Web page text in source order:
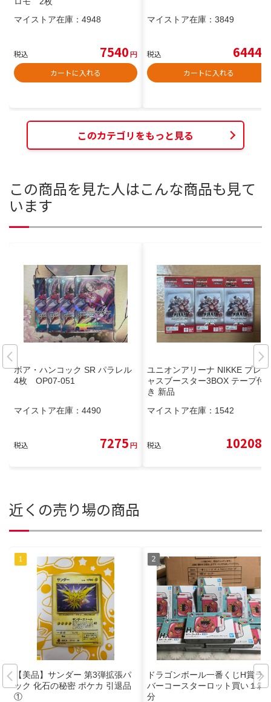
マイストア在庫： 4948
税込 7540円
カートに入れる
マイストア在庫： 3849
税込 6444
カートに入れる
このカテゴリをもっと見る
この商品を見た人はこんな商品も見て
います
ボア・ハンコック SR パラレル
4枚 OP07-051
マイストア在庫： 4490
税込 7275円
ユニオンアリーナ NIKKE プレシ
ャスブースター3BOX テープ付
き 新品
マイストア在庫： 1542
税込 10208
近くの売り場の商品
【美品】サンダー 第3弾拡張パ
ック 化石の秘密 ポケカ 引退品
①
ドラゴンボール一番くじH賞ラ
バーコースターロット買い１箱
分